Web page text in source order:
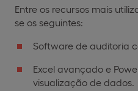
Entre os recursos mais
se os seguintes:
Software de auditoria
Excel avançado e
visualização de dados.